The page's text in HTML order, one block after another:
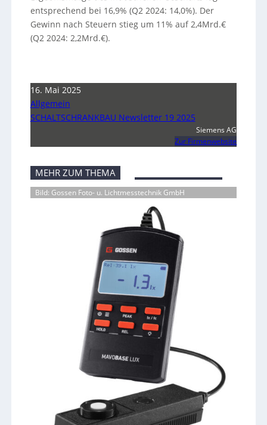
entsprechend bei 16,9% (Q2 2024: 14,0%). Der
Gewinn nach Steuern stieg um 11% auf 2,4Mrd.€
(Q2 2024: 2,2Mrd.€).
16. Mai 2025
Allgemein
SCHALTSCHRANKBAU Newsletter 19 2025
Siemens AG
Zur Firmenwebsite
MEHR ZUM THEMA
Bild: Gossen Foto- u. Lichtmesstechnik GmbH